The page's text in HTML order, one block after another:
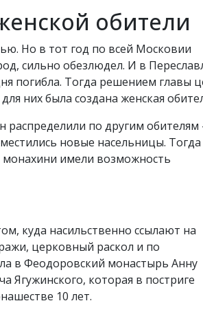
обители
Но в тот год по всей Московии
сильно обезлюдел. И в
погибла. Тогда решением главы
них была создана женская
по другим обителям
новые насельницы.
имели возможность
куда насильственно ссылают на
церковный раскол и по
в Феодоровский монастырь Анну
Ягужинского, которая в постриге
10 лет.